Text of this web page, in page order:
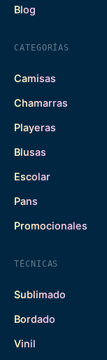
Blog
CATEGORÍAS
Camisas
Chamarras
Playeras
Blusas
Escolar
Pans
Promocionales
TÉCNICAS
Sublimado
Bordado
Vinil